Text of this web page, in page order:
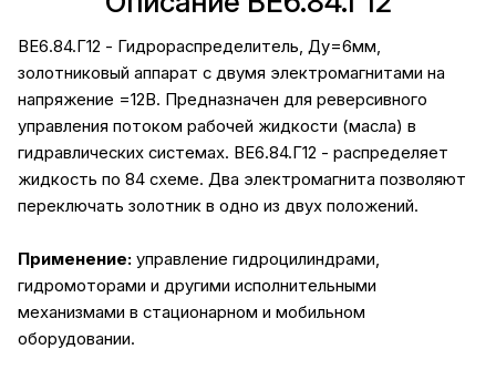
ВЕ6.84.Г12 - Гидрораспределитель, Ду=6мм,
золотниковый аппарат с двумя электромагнитами на
напряжение =12В. Предназначен для реверсивного
управления потоком рабочей жидкости (масла) в
гидравлических системах. ВЕ6.84.Г12 - распределяет
жидкость по 84 схеме. Два электромагнита позволяют
переключать золотник в одно из двух положений.
Применение: управление гидроцилиндрами,
гидромоторами и другими исполнительными
механизмами в стационарном и мобильном
оборудовании.